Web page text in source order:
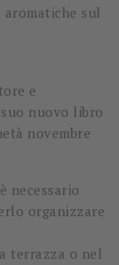
sul
e
nuovo libro
novembre
necessario
organizzare
terrazza o nel